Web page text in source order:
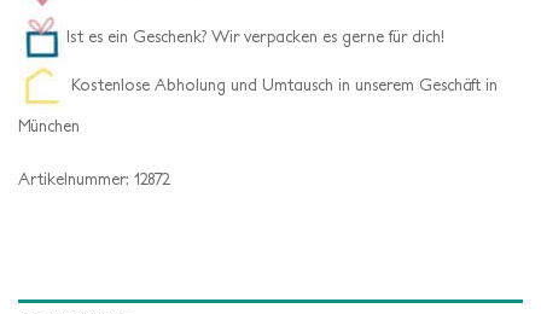
Ist es ein Geschenk? Wir verpacken es gerne für dich!
Kostenlose Abholung und Umtausch in unserem Geschäft in
München
Artikelnummer: 12872